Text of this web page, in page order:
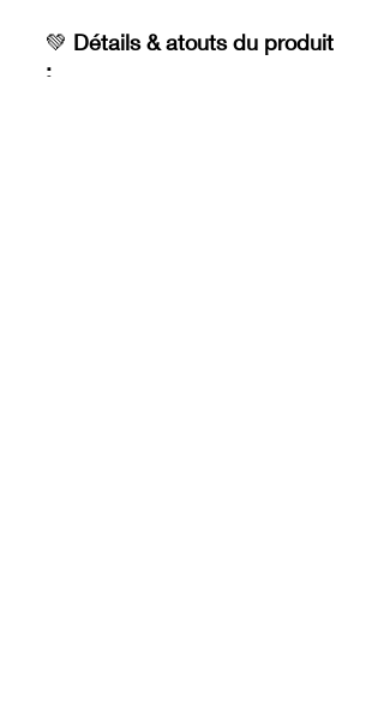
💚 Détails & atouts du produit
: